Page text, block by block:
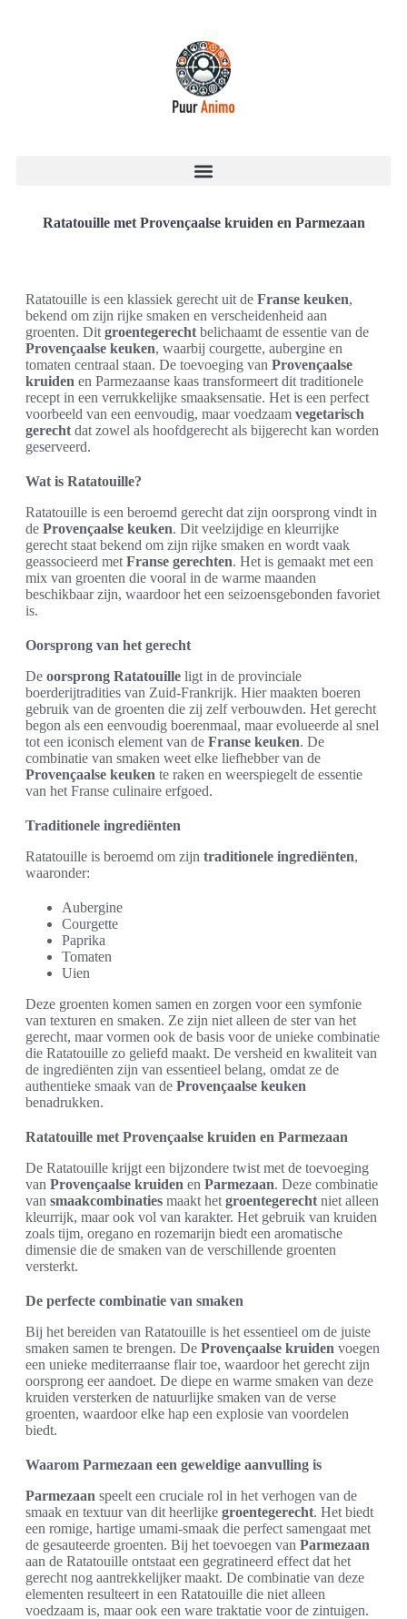
Ratatouille met Provençaalse kruiden en Parmezaan
Ratatouille is een klassiek gerecht uit de Franse keuken,
bekend om zijn rijke smaken en verscheidenheid aan
groenten. Dit groentegerecht belichaamt de essentie van de
Provençaalse keuken, waarbij courgette, aubergine en
tomaten centraal staan. De toevoeging van Provençaalse
kruiden en Parmezaanse kaas transformeert dit traditionele
recept in een verrukkelijke smaaksensatie. Het is een perfect
voorbeeld van een eenvoudig, maar voedzaam vegetarisch
gerecht dat zowel als hoofdgerecht als bijgerecht kan worden
geserveerd.
Wat is Ratatouille?
Ratatouille is een beroemd gerecht dat zijn oorsprong vindt in
de Provençaalse keuken. Dit veelzijdige en kleurrijke
gerecht staat bekend om zijn rijke smaken en wordt vaak
geassocieerd met Franse gerechten. Het is gemaakt met een
mix van groenten die vooral in de warme maanden
beschikbaar zijn, waardoor het een seizoensgebonden favoriet
is.
Oorsprong van het gerecht
De oorsprong Ratatouille ligt in de provinciale
boerderijtradities van Zuid-Frankrijk. Hier maakten boeren
gebruik van de groenten die zij zelf verbouwden. Het gerecht
begon als een eenvoudig boerenmaal, maar evolueerde al snel
tot een iconisch element van de Franse keuken. De
combinatie van smaken weet elke liefhebber van de
Provençaalse keuken te raken en weerspiegelt de essentie
van het Franse culinaire erfgoed.
Traditionele ingrediënten
Ratatouille is beroemd om zijn traditionele ingrediënten,
waaronder:
Aubergine
Courgette
Paprika
Tomaten
Uien
Deze groenten komen samen en zorgen voor een symfonie
van texturen en smaken. Ze zijn niet alleen de ster van het
gerecht, maar vormen ook de basis voor de unieke combinatie
die Ratatouille zo geliefd maakt. De versheid en kwaliteit van
de ingrediënten zijn van essentieel belang, omdat ze de
authentieke smaak van de Provençaalse keuken
benadrukken.
Ratatouille met Provençaalse kruiden en Parmezaan
De Ratatouille krijgt een bijzondere twist met de toevoeging
van Provençaalse kruiden en Parmezaan. Deze combinatie
van smaakcombinaties maakt het groentegerecht niet alleen
kleurrijk, maar ook vol van karakter. Het gebruik van kruiden
zoals tijm, oregano en rozemarijn biedt een aromatische
dimensie die de smaken van de verschillende groenten
versterkt.
De perfecte combinatie van smaken
Bij het bereiden van Ratatouille is het essentieel om de juiste
smaken samen te brengen. De Provençaalse kruiden voegen
een unieke mediterraanse flair toe, waardoor het gerecht zijn
oorsprong eer aandoet. De diepe en warme smaken van deze
kruiden versterken de natuurlijke smaken van de verse
groenten, waardoor elke hap een explosie van voordelen
biedt.
Waarom Parmezaan een geweldige aanvulling is
Parmezaan speelt een cruciale rol in het verhogen van de
smaak en textuur van dit heerlijke groentegerecht. Het biedt
een romige, hartige umami-smaak die perfect samengaat met
de gesauteerde groenten. Bij het toevoegen van Parmezaan
aan de Ratatouille ontstaat een gegratineerd effect dat het
gerecht nog aantrekkelijker maakt. De combinatie van deze
elementen resulteert in een Ratatouille die niet alleen
voedzaam is, maar ook een ware traktatie voor de zintuigen.